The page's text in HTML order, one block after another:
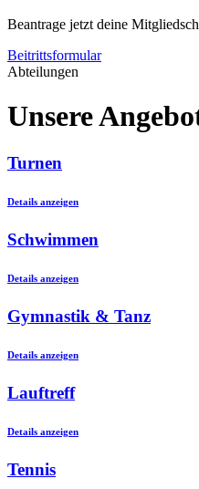
Beantrage jetzt deine
Beitrittsformular
Abteilungen
Unsere
Turnen
Details anzeigen
Schwimmen
Details anzeigen
Gymnastik & Tanz
Details anzeigen
Lauftreff
Details anzeigen
Tennis